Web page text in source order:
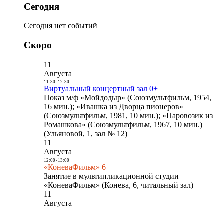
Сегодня
Сегодня нет событий
Скоро
11
Августа
11:30- 12:30
Виртуальный концертный зал 0+
Показ м/ф «Мойдодыр» (Союзмультфильм, 1954,
16 мин.); «Ивашка из Дворца пионеров»
(Союзмультфильм, 1981, 10 мин.); «Паровозик из
Ромашкова» (Союзмультфильм, 1967, 10 мин.)
(Ульяновой, 1, зал № 12)
11
Августа
12:00- 13:00
«КоневаФильм» 6+
Занятие в мультипликационной студии
«КоневаФильм» (Конева, 6, читальный зал)
11
Августа